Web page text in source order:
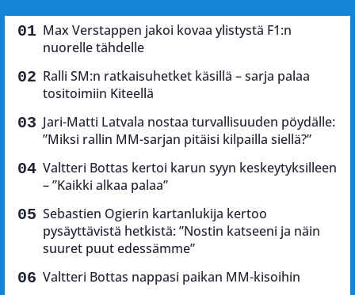
Max Verstappen jakoi kovaa ylistystä F1:n
nuorelle tähdelle
Ralli SM:n ratkaisuhetket käsillä – sarja palaa
tositoimiin Kiteellä
Jari-Matti Latvala nostaa turvallisuuden pöydälle:
”Miksi rallin MM-sarjan pitäisi kilpailla siellä?”
Valtteri Bottas kertoi karun syyn keskeytyksilleen
– ”Kaikki alkaa palaa”
Sebastien Ogierin kartanlukija kertoo
pysäyttävistä hetkistä: ”Nostin katseeni ja näin
suuret puut edessämme”
Valtteri Bottas nappasi paikan MM-kisoihin